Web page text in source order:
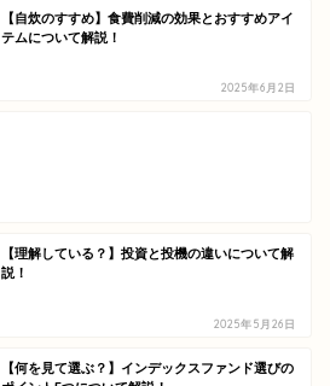
【自炊のすすめ】食費削減の効果とおすすめアイ
テムについて解説！
2025年6月2日
【理解している？】投資と投機の違いについて解
説！
2025年5月26日
【何を見て選ぶ？】インデックスファンド選びの